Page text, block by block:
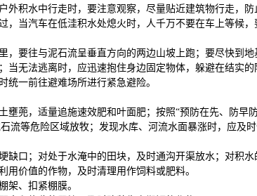
积水中行走时，要注意观察，尽量贴近建筑物行走，防
当汽车在低洼积水处熄火时，人千万不要在车上等候，
要往与泥石流呈垂直方向的两边山坡上跑；要尽快到地
无法逃离时，应迅速抱住身边固定物体，躲避在结实的
统一前往避难场所进行紧急避险。
蔸，适量追施速效肥和叶面肥；按照“预防在先、防早
流等危险区域放牧；发现水库、河流水面暴涨时，应及
口；对处于水淹中的田块，及时通沟开渠放水；对积水
价值的作物，及时清理用作饲料或肥料。
架、扣紧棚膜。